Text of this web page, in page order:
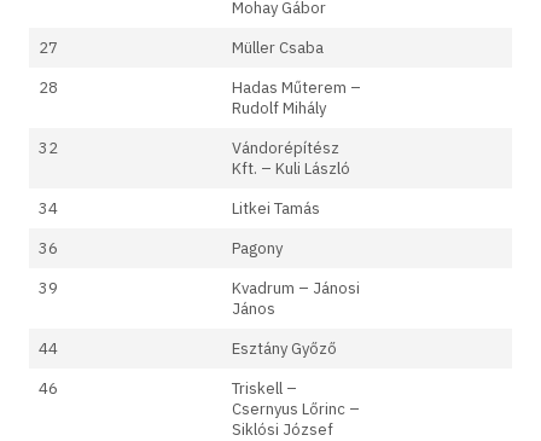
Mohay Gábor
27
Müller Csaba
28
Hadas Műterem –
Rudolf Mihály
32
Vándorépítész
Kft. – Kuli László
34
Litkei Tamás
36
Pagony
39
Kvadrum – Jánosi
János
44
Esztány Győző
46
Triskell –
Csernyus Lőrinc –
Siklósi József